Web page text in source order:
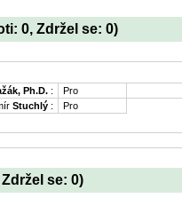
0, Zdržel se: 0)
Ph.D. : Pro
Stuchlý : Pro
se: 0)